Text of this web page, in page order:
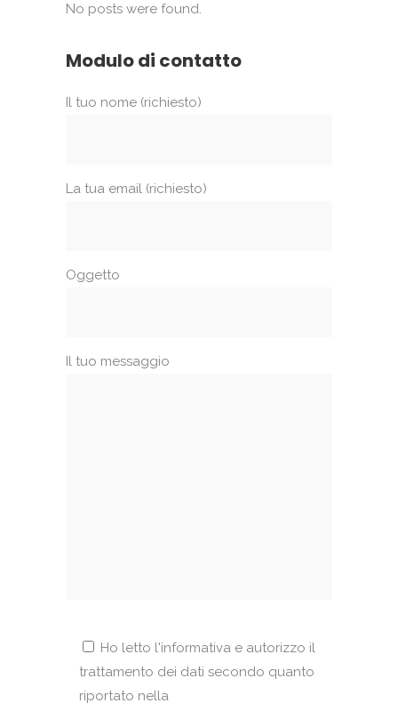
No posts were found.
Modulo di contatto
Il tuo nome (richiesto)
La tua email (richiesto)
Oggetto
Il tuo messaggio
Ho letto l'informativa e autorizzo il
trattamento dei dati secondo quanto
riportato nella